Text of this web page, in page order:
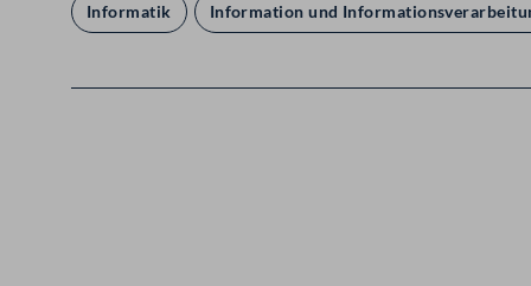
Informatik Information und